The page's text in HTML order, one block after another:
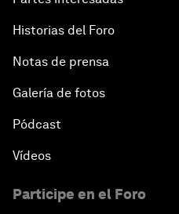
Historias del Foro
Notas de prensa
Galería de fotos
Pódcast
Vídeos
Participe en el Foro